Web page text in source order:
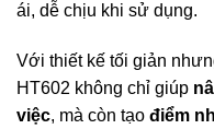
ái, dễ chịu khi sử dụng.
Với thiết kế tối giản
HT602 không chỉ giúp
việc, mà còn tạo điểm